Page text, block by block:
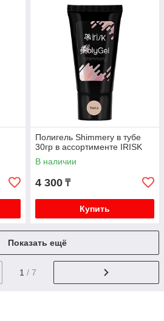
Полигель Shimmery в тубе
30гр в ассортименте IRISK
В наличии
4 300 ₸
Купить
Показать ещё
1 / 7